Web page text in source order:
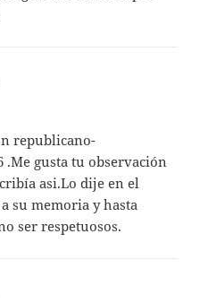
republicano-
.Me gusta tu observación
asi.Lo dije en el
su memoria y hasta
ser respetuosos.